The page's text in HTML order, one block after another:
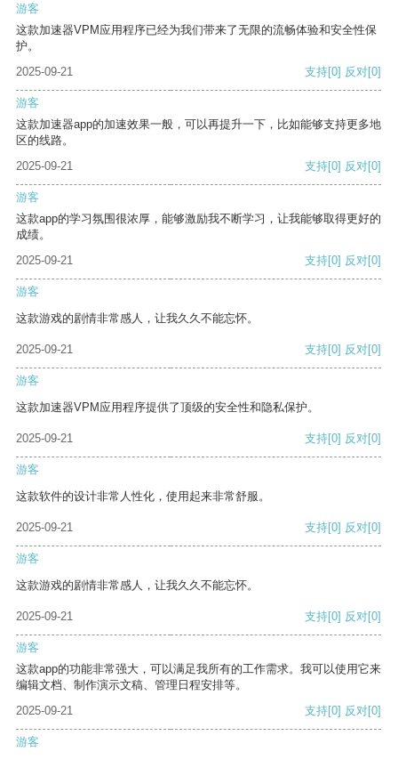
游客
这款加速器VPM应用程序已经为我们带来了无限的流畅体验和安全性保
护。
2025-09-21
支持[0] 反对[0]
游客
这款加速器app的加速效果一般，可以再提升一下，比如能够支持更多地
区的线路。
2025-09-21
支持[0] 反对[0]
游客
这款app的学习氛围很浓厚，能够激励我不断学习，让我能够取得更好的
成绩。
2025-09-21
支持[0] 反对[0]
游客
这款游戏的剧情非常感人，让我久久不能忘怀。
2025-09-21 支持[0] 反对[0]
游客
这款加速器VPM应用程序提供了顶级的安全性和隐私保护。
2025-09-21 支持[0] 反对[0]
游客
这款软件的设计非常人性化，使用起来非常舒服。
2025-09-21 支持[0] 反对[0]
游客
这款游戏的剧情非常感人，让我久久不能忘怀。
2025-09-21 支持[0] 反对[0]
游客
这款app的功能非常强大，可以满足我所有的工作需求。我可以使用它来
编辑文档、制作演示文稿、管理日程安排等。
2025-09-21
支持[0] 反对[0]
游客